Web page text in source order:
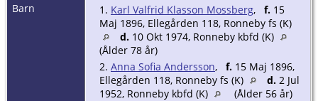
Barn
1. Karl Valfrid Klasson Mossberg, f. 15
Maj 1896, Ellegården 118, Ronneby fs (K)
d. 10 Okt 1974, Ronneby kbfd (K)
(Ålder 78 år)
2. Anna Sofia Andersson, f. 15 Maj 1896,
Ellegården 118, Ronneby fs (K)
d. 2 Jul
1952, Ronneby kbfd (K)
(Ålder 56 år)